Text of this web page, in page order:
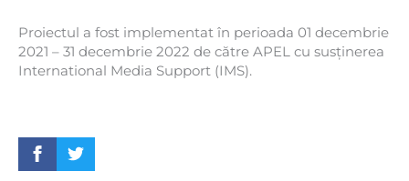
Proiectul a fost implementat în perioada 01 decembrie
2021 – 31 decembrie 2022 de către APEL cu susținerea
International Media Support (IMS).